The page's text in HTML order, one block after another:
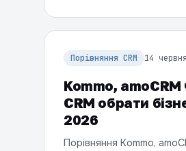
Порівняння CRM 14
Kommo,
CRM обрати
2026
Порівняння Kommo,